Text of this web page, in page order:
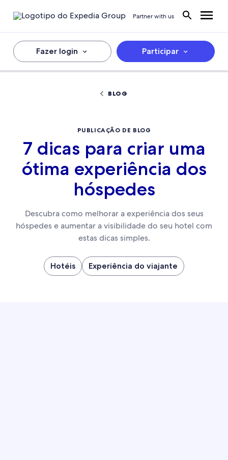
Partner with us
Fazer login Participar
BLOG
PUBLICAÇÃO DE BLOG
7 dicas para criar uma
ótima experiência dos
hóspedes
Descubra como melhorar a experiência dos seus
hóspedes e aumentar a visibilidade do seu hotel com
estas dicas simples.
Hotéis Experiência do viajante